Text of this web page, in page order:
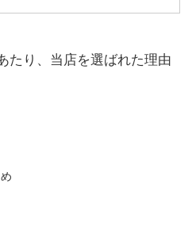
たり、当店を選ばれた理由